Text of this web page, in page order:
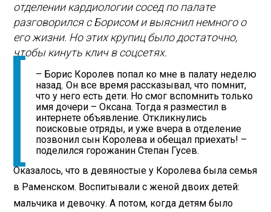
отделении кардиологии сосед по палате
разговорился с Борисом и выяснил немного о
его жизни. Но этих крупиц было достаточно,
чтобы кинуть клич в соцсетях.
– Борис Королев попал ко мне в палату неделю
назад. Он все время рассказывал, что помнит,
что у него есть дети. Но смог вспомнить только
имя дочери – Оксана. Тогда я разместил в
интернете объявление. Откликнулись
поисковые отряды, и уже вчера в отделение
позвонил сын Королева и обещал приехать! –
поделился горожанин Степан Гусев.
Оказалось, что в девяностые у Королева была семья
в Раменском. Воспитывали с женой двоих детей:
мальчика и девочку. А потом, когда детям было